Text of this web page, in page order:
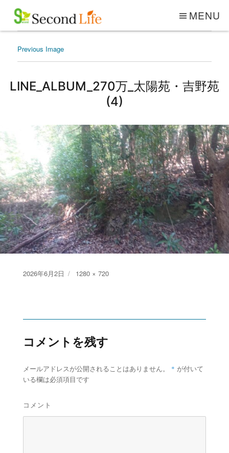
MENU
Previous Image
LINE_ALBUM_270万_太陽苑・吉野苑
(4)
Posted
2026年6月2日
Full
1280 × 720
コメントを残す
メールアドレスが公開されることはありません。 * が付いて
いる欄は必須項目です
コメント